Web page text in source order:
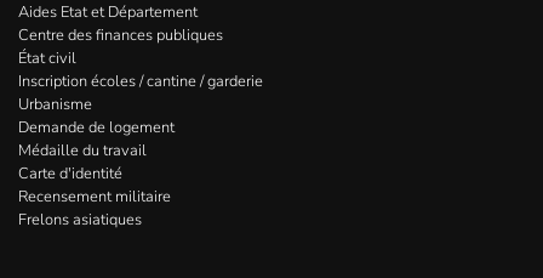
Aides Etat et Département
Centre des finances publiques
État civil
Inscription écoles / cantine / garderie
Urbanisme
Demande de logement
Médaille du travail
Carte d'identité
Recensement militaire
Frelons asiatiques